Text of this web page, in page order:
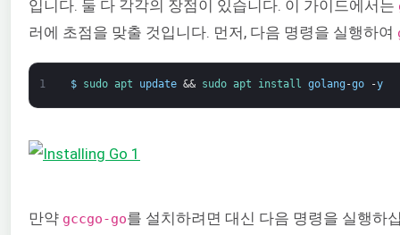
입니다. 둘 다 각각의 장점이 있습니다. 이 가이드에서는
러에 초점을 맞출 것입니다. 먼저, 다음 명령을 실행하여
1 $ sudo apt update && sudo apt install golang -go -y
만약 gccgo-go를 설치하려면 대신 다음 명령을 실행하